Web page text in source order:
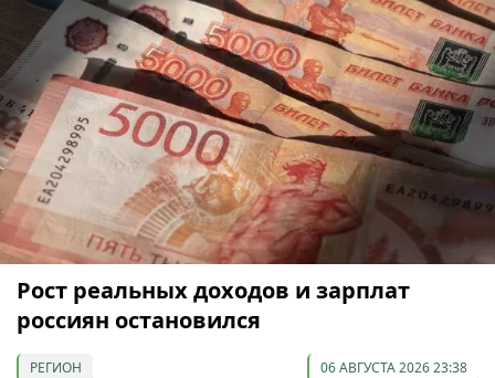
Рост реальных доходов и зарплат
россиян остановился
РЕГИОН 06 АВГУСТА 2026 23:38